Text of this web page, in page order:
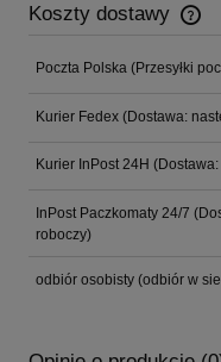
Koszty dostawy
Cena nie zawiera
Poczta Polska (Przesyłki
Kurier Fedex (Dostawa:
Kurier InPost 24H
InPost Paczkomaty 24/7
roboczy)
odbiór osobisty (odbiór w